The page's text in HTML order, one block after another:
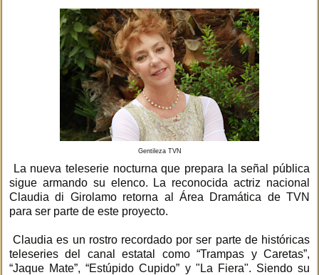
Gentileza TVN
La nueva teleserie nocturna que prepara la señal pública
sigue armando su elenco. La reconocida actriz nacional
Claudia di Girolamo retorna al Área Dramática de TVN
para ser parte de este proyecto.
Claudia es un rostro recordado por ser parte de históricas
teleseries del canal estatal como “Trampas y Caretas”,
“Jaque Mate”, “Estúpido Cupido” y "La Fiera". Siendo su